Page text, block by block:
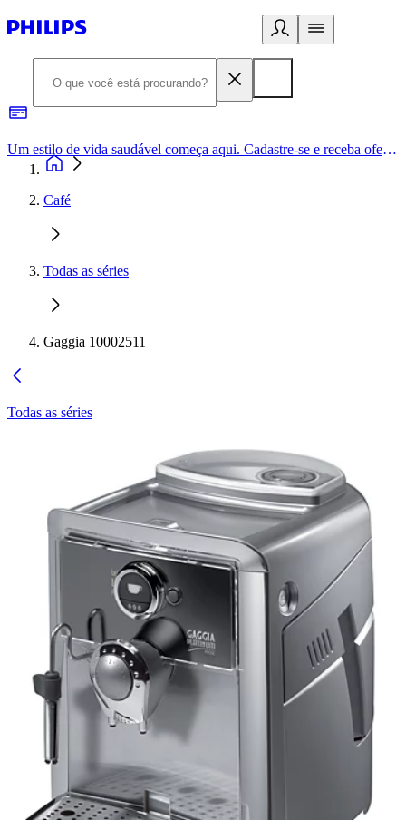
Um estilo de vida saudável começa aqui. Cadastre-se e receba ofertas exclusivas.
Café
Todas as séries
Gaggia 10002511
Todas as séries